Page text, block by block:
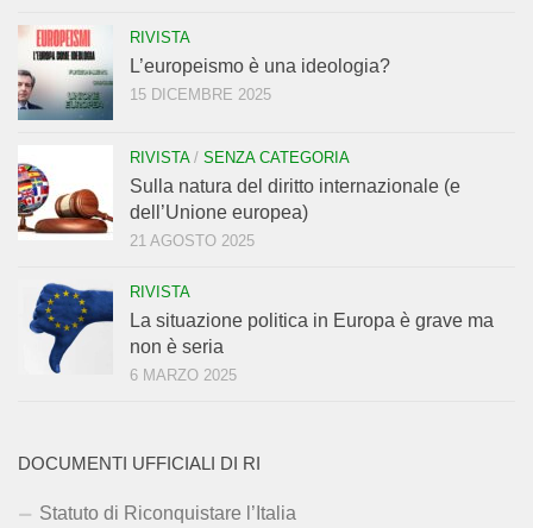
RIVISTA
L’europeismo è una ideologia?
15 DICEMBRE 2025
RIVISTA/ SENZA CATEGORIA
Sulla natura del diritto internazionale (e
dell’Unione europea)
21 AGOSTO 2025
RIVISTA
La situazione politica in Europa è grave ma
non è seria
6 MARZO 2025
DOCUMENTI UFFICIALI DI RI
Statuto di Riconquistare l’Italia